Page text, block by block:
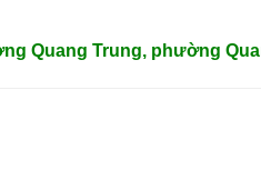
Quang Trung, phường